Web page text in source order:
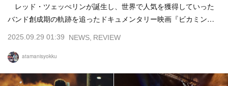
レッド・ツェッぺリンが誕生し、世界で人気を獲得していった
バンド創成期の軌跡を追ったドキュメンタリー映画『ビカミン…
2025.09.29 01:39 NEWS REVIEW
atamanisyokku